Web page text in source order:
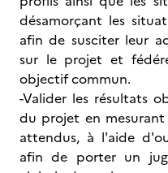
désamorçant les
afin de susciter leur
sur le projet et
objectif commun.
-Valider les résultats
du projet en
attendus, à l'aide
afin de porter un